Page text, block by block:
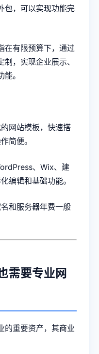
包，可以实现功能完
在有限预算下，通过
，实现企业展示、
。
网站模板，快速搭
简便。
、Wix、建
编辑和基础功能。
名和服务器年费一般
需要专业网
的重要资产，其商业